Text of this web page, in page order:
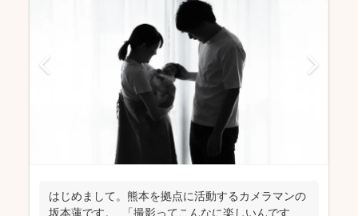
はじめまして。熊本を拠点に活動するカメラマンの
坂本蓮です。 「撮影ってこんなに楽しいんです